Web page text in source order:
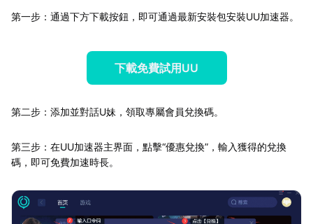
第一步：通過下方下載按鈕，即可通過最新安裝包安裝UU加速器。
下載免費試用UU
第二步：添加並對話U妹，領取專屬會員兌換碼。
第三步：在UU加速器主界面，點擊“優惠兌換”，輸入獲得的兌換
碼，即可免費加速時長。